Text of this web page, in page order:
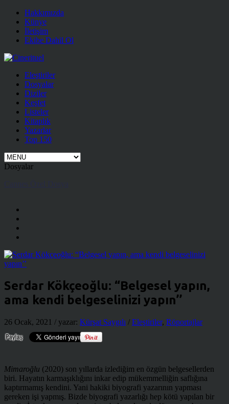
Hakkımızda
Künye
İletişim
Ekibe Dahil Ol
Eleştiriler
Dosyalar
Diziler
Keşfet
Listeler
Kitaplık
Yazarlar
Top 150
Dosyalar
Serdar Kökçeoğlu: “Belgesel yapın,
ama kendi belgeselinizi yapın’’
26 Ocak, 2021 / yazar: Kürşat Saygılı / Eleştiriler, Röportajlar
Mimaroğlu (2020) son yıllarda izlediğim en özgün belgesellerden
biri. Hayatın karmaşıklığını inkar edip mükemmelliğin saflığına
kaptırmamış kendini. Yani hakiki biyografi yazarının yapması
gereken işi yapmış. Bizde biyografi yazarlığı hep kötü yapılan bir